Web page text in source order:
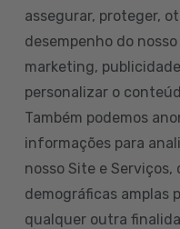
assegurar, proteger,
desempenho do
marketing,
personalizar o
Também podemos
informações para
nosso Site e
demográficas amplas
qualquer outra